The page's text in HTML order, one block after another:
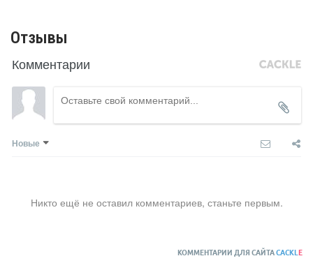
Отзывы
Комментарии
Новые
Никто ещё не оставил комментариев, станьте первым.
КОММЕНТАРИИ ДЛЯ САЙТАCACKL E